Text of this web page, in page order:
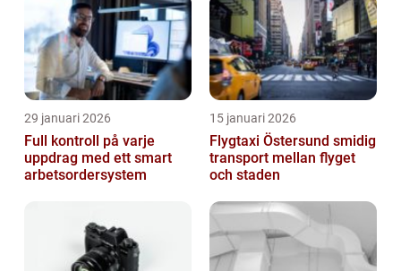
29 januari 2026
Full kontroll på varje
uppdrag med ett smart
arbetsordersystem
15 januari 2026
Flygtaxi Östersund smidig
transport mellan flyget
och staden